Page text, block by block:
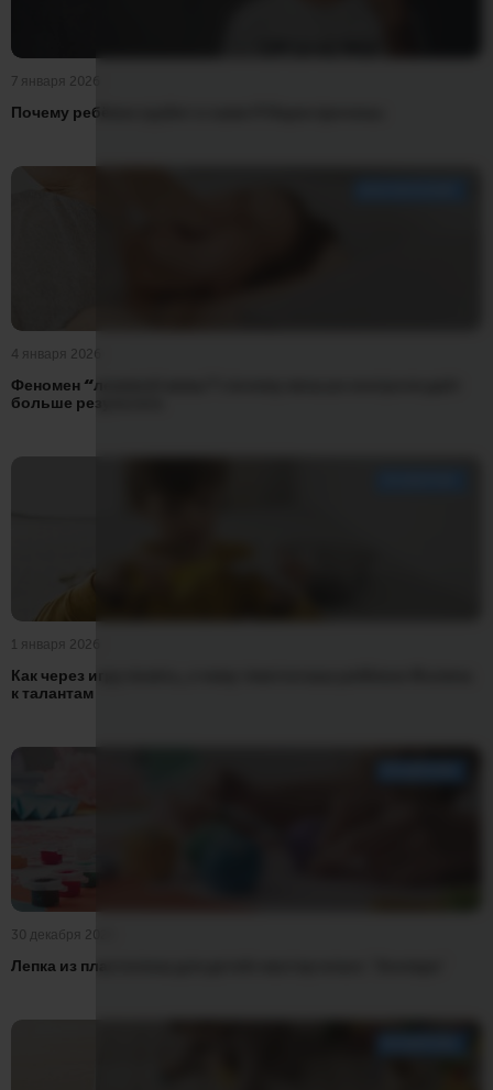
7 января 2026
Почему ребёнок грубит и хамит? Ищем причины
4 января 2026
Феномен “ленивой мамы”: почему меньше контроля даёт
больше результата
1 января 2026
Как через игру понять, к чему тянется ваш ребёнок: 4 ключа
к талантам
30 декабря 2025
Лепка из пластилина для детей: мастер-класс "Зоопарк"